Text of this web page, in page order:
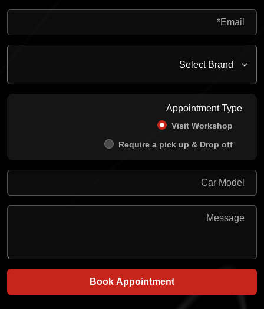
Appointment Type
Visit Workshop
Require a pick up & Drop off
Book Appointment